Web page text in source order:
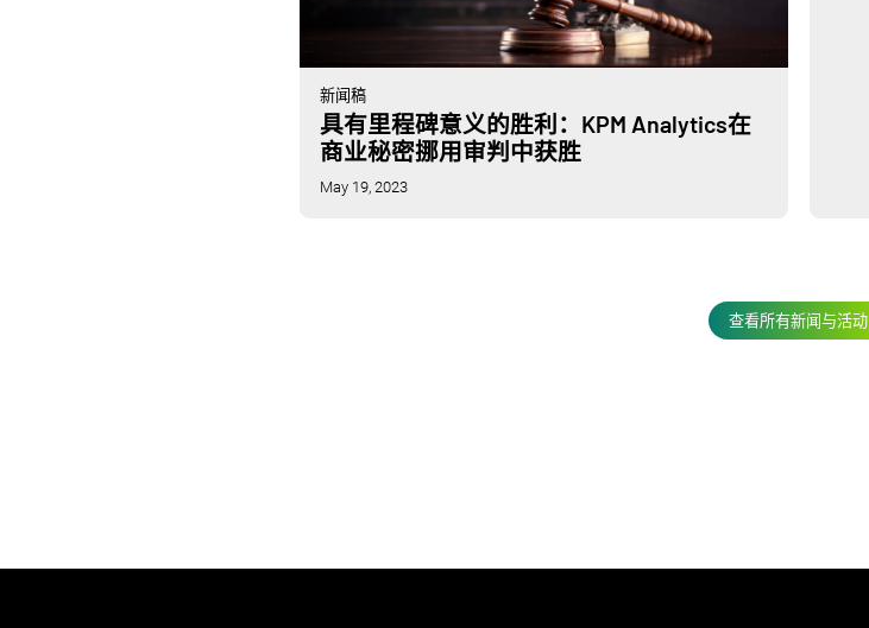
新闻稿
具有里程碑意义的胜利：KPM Analytics在
商业秘密挪用审判中获胜
May 19, 2023
查看所有新闻与活动